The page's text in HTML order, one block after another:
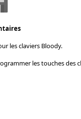
les claviers Bloody.
les touches des